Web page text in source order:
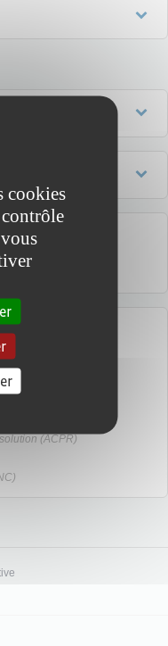
?
précautions
(ACPR)
cookies